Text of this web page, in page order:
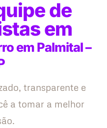
de
em
em Palmital –
transparente e
a tomar a melhor